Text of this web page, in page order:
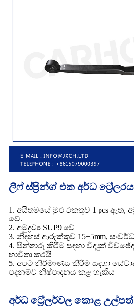
ලීෆ් ස්ප්‍රින්ග් එක අර්ධ
1. අයිතමයේ මුළු එකතුව 1 pcs ඇත,
වේ.
2. අමුද්‍රව්‍ය SUP9 වේ
3. නිදහස් ආරුක්කුව 15±5mm,
4. පින්තාරු කිරීම සඳහා විද්‍යුත්
භාවිතා කරයි
5. අපට නිර්මාණය කිරීම සඳහා
පදනම්ව නිෂ්පාදනය කළ හැකිය
අර්ධ ට්‍රේලර්වල කොළ උල්පත්